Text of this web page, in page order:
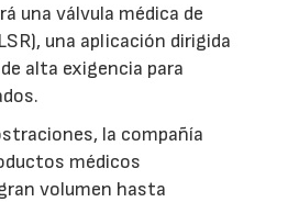
una válvula médica de
una aplicación dirigida
alta exigencia para
la compañía
médicos
volumen hasta